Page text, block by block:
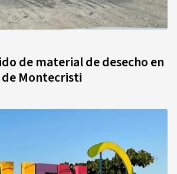
de material de desecho en
Montecristi